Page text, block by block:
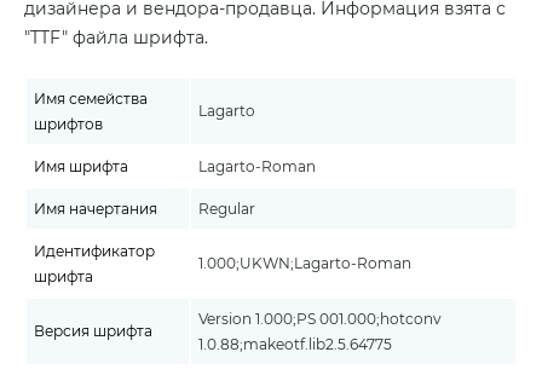
дизайнера и вендора-продавца. Информация взята с
"TTF" файла шрифта.
Имя семейства
шрифтов
Lagarto
Имя шрифта Lagarto-Roman
Имя начертания Regular
Идентификатор
шрифта
1.000;UKWN;Lagarto-Roman
Версия шрифта
Version 1.000;PS 001.000;hotconv
1.0.88;makeotf.lib2.5.64775